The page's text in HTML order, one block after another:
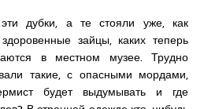
дубки, а те стояли уже, как
зайцы, каких теперь
в местном музее. Трудно
такие, с опасными мордами,
будет выдумывать и где